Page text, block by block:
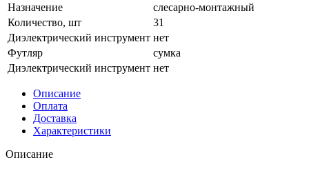
Назначение
слесарно-монтажный
Количество, шт
31
Диэлектрический инструмент нет
Футляр
сумка
Диэлектрический инструмент нет
Описание
Оплата
Доставка
Характеристики
Описание